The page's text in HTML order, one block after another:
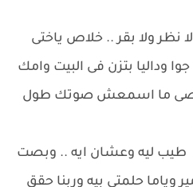
نظر ولا بقر .. خلاص ياختى
وداليا بتزن فى البيت وامك
بصى ما اسمعش صوتك طول
طيب ليه وعشان ايه .. وبصت
حلمتى بيه وربنا حقق